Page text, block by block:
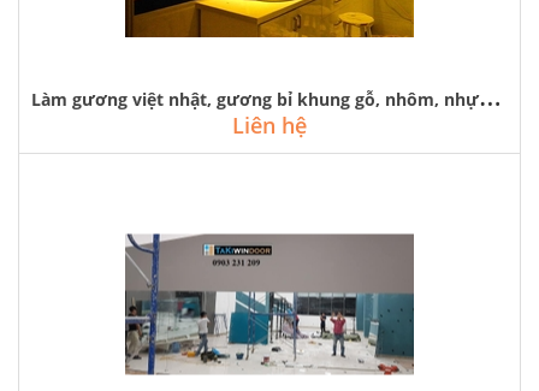
L
àm gương việt nhật, gương bỉ khung gỗ, nhôm, nhựa, inox rẻ đẹp tại hà nội
Liên hệ